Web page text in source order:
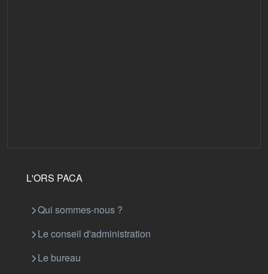
L'ORS PACA
Qui sommes-nous ?
Le conseil d'administration
Le bureau